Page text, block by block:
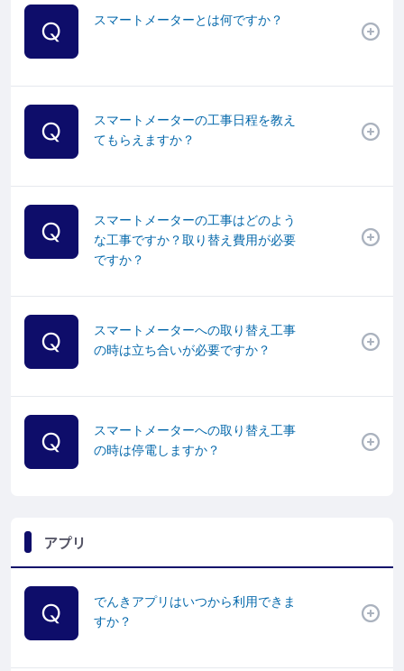
スマートメーターとは何ですか？
スマートメーターの工事日程を教え
てもらえますか？
スマートメーターの工事はどのよう
な工事ですか？取り替え費用が必要
ですか？
スマートメーターへの取り替え工事
の時は立ち合いが必要ですか？
スマートメーターへの取り替え工事
の時は停電しますか？
アプリ
でんきアプリはいつから利用できま
すか？